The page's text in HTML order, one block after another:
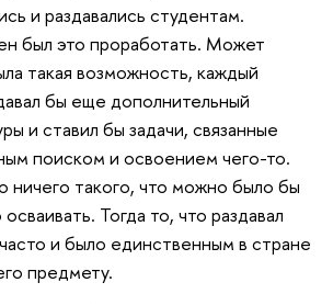
и раздавались студентам.
был это проработать. Может
такая возможность, каждый
бы еще дополнительный
и ставил бы задачи, связанные
поиском и освоением чего-то.
ничего такого, что можно было бы
Тогда то, что раздавал
и было единственным в стране
предмету.